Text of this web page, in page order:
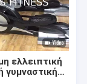
ελλειπτική
γυμναστικής